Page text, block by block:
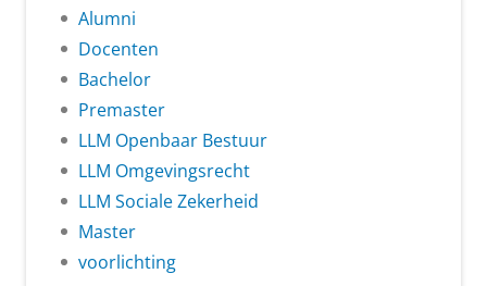
Alumni
Docenten
Bachelor
Premaster
LLM Openbaar Bestuur
LLM Omgevingsrecht
LLM Sociale Zekerheid
Master
voorlichting